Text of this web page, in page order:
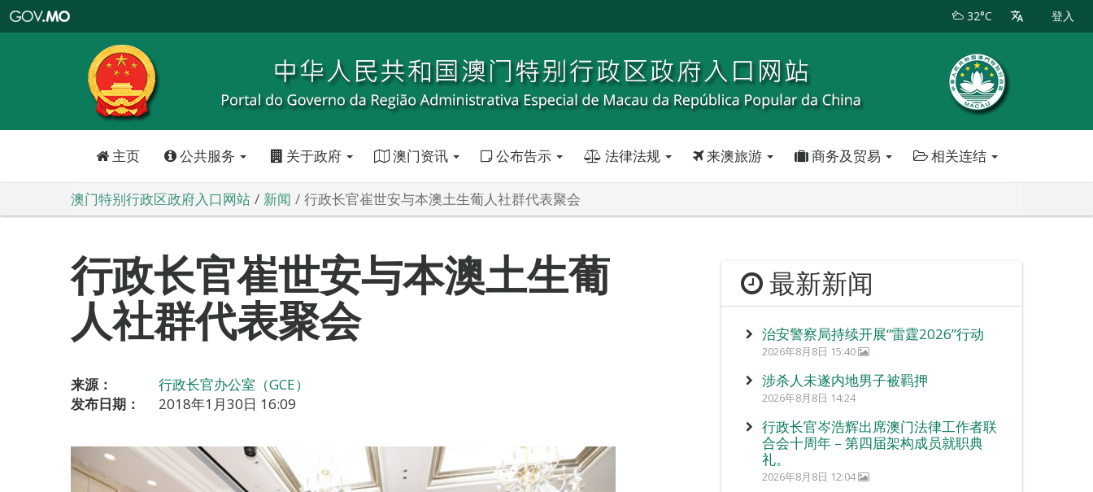
特
政
区
政
口
32°C 登入
主页 公共服务 关于政府 澳门资讯 公布告示 法律法规 来澳旅游 商务及贸易 相关连结
澳门特别行政区政府入口网站 新闻 行政长官崔世安与本澳土生葡人社群代表聚会
行政长官崔世安与本澳土生葡
人社群代表聚会
来源：
行政长官办公室（GCE）
发布日期：
2018年1月30日 16:09
最新新闻
治安警察局持续开展“雷霆2026”行动
2026年8月8日 15:40
涉杀人未遂内地男子被羁押
2026年8月8日 14:24
行政长官岑浩辉出席澳门法律工作者联
合会十周年 – 第四届架构成员就职典
礼。
2026年8月8日 12:04